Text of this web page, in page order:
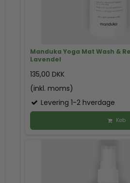
Manduka Yoga Mat Wash &
Lavendel
135,00 DKK
(inkl. moms)
Levering 1-2 hverdage
Køb